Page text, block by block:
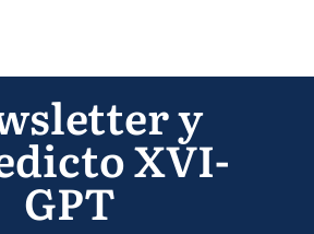
y
XVI-
GPT